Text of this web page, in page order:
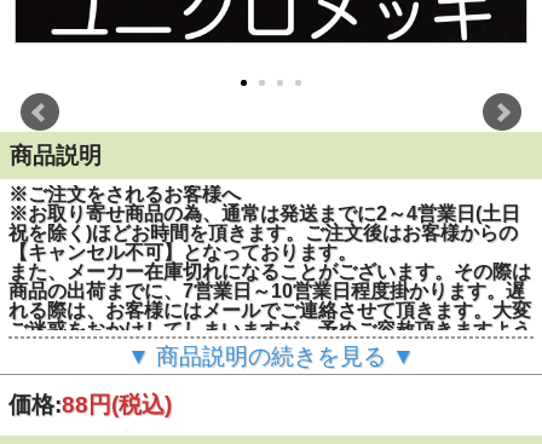
商品説明
※ご注文をされるお客様へ
※お取り寄せ商品の為、通常は発送までに2～4営業日(土日
祝を除く)ほどお時間を頂きます。ご注文後はお客様からの
【キャンセル不可】となっております。
また、メーカー在庫切れになることがございます。その際は
商品の出荷までに、7営業日～10営業日程度掛かります。遅
れる際は、お客様にはメールでご連絡させて頂きます。大変
ご迷惑をおかけしてしまいますが、予めご容赦頂きますよう
お願い申し上げます。
※1度のご注文で200個(本)までとさせて頂きます。201個
(本)以上ご希望の際はお手数ですが再度ご注文くださいま
▼ 商品説明の続きを見る ▼
価格:88円(税込)